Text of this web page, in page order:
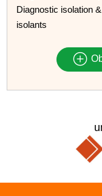
Diagnostic isolation
isolants